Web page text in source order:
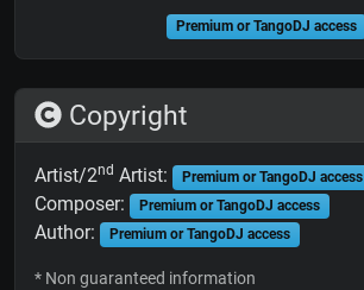
Premium or TangoDJ access
Copyright
Artist/2nd Artist: Premium or TangoDJ access
Composer: Premium or TangoDJ access
Author: Premium or TangoDJ access
* Non guaranteed information